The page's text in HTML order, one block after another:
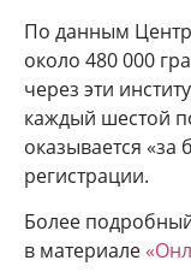
По данным
около 480 000
через эти
каждый шестой
оказывается
регистрации.
Более
в материале